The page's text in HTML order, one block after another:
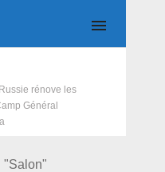
rénove les
Général
"salon"